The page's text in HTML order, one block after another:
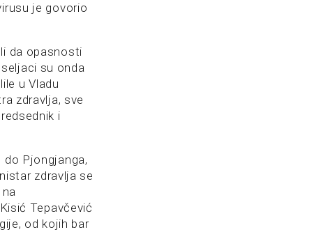
je govorio
da opasnosti
su onda
u Vladu
zdravlja, sve
i
Pjongjanga,
zdravlja se
Tepavčević
od kojih bar